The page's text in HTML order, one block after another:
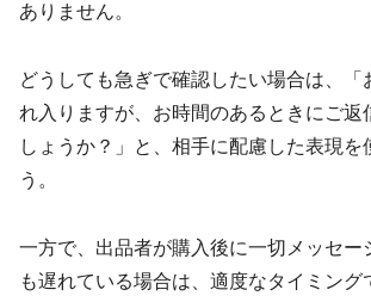
ありません。
どうしても急ぎで確認したい場合は、「
れ入りますが、お時間のあるときにご返
しょうか？」と、相手に配慮した表現を
う。
一方で、出品者が購入後に一切メッセー
も遅れている場合は、適度なタイミング